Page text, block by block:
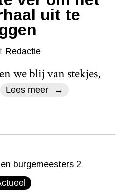
uit te
Redactie
we blij van stekjes,
Lees meer